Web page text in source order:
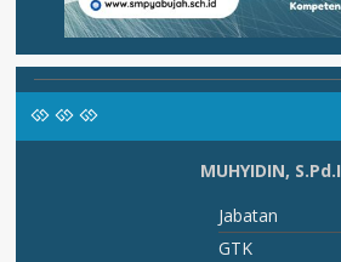
MUHYIDIN, S.Pd.I
Jabatan
GTK